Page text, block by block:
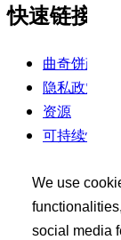
We use
social media
快速链接
曲奇饼政策
隐私政策
资源
可持续性
买家工具包